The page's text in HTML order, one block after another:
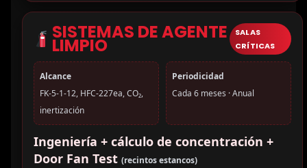
SISTEMAS DE AGENTE
LIMPIO
SALAS
CRÍTICAS
Alcance
FK-5-1-12, HFC-227ea, CO₂,
inertización
Periodicidad
Cada 6 meses · Anual
Ingeniería + cálculo de concentración +
Door Fan Test (recintos estancos)